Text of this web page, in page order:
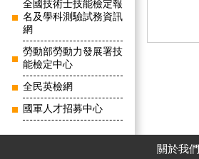
全國技術士技能檢定報
名及學科測驗試務資訊
網
勞動部勞動力發展署技
能檢定中心
全民英檢網
國軍人才招募中心
關於我們